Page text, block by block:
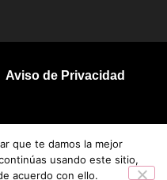
Aviso de Privacidad
que te damos la mejor
usando este sitio,
acuerdo con ello.